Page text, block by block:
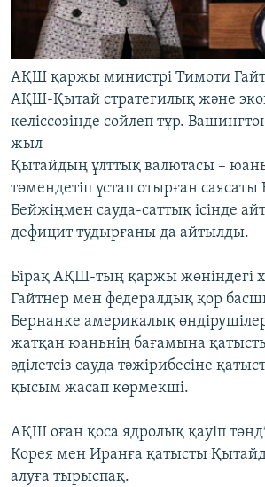
АҚШ қаржы министрі Тимоти
АҚШ-Қытай стратегилық және
келіссөзінде сөйлеп тұр.
жыл
Қытайдың ұлттық валютасы –
төмендетіп ұстап отырған
Бейжіңмен сауда-саттық ісінде
дефицит тудырғаны да айтылды.
Бірақ АҚШ-тың қаржы жөніндегі
Гайтнер мен федералдық қор
Бернанке америкалық
жатқан юаньнің бағамына
әділетсіз сауда тәжірибесіне
қысым жасап көрмекші.
АҚШ оған қоса ядролық қауіп
Корея мен Иранға қатысты
алуға тырыспақ.